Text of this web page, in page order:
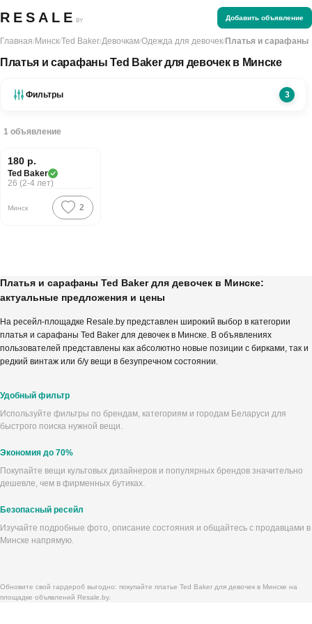
RESALE BY Добавить объявление
Главная/Минск/Ted Baker/Девочкам/Одежда для девочек/Платья и сарафаны
Платья и сарафаны Ted Baker для девочек в Минске
Фильтры 3
1 объявление
PREMIUM
180 р.
Ted Baker
26 (2-4 лет)
Минск 2
Платья и сарафаны Ted Baker для девочек в Минске:
актуальные предложения и цены
На ресейл-площадке Resale.by представлен широкий выбор в категории
платья и сарафаны Ted Baker для девочек в Минске. В объявлениях
пользователей представлены как абсолютно новые позиции с бирками, так и
редкий винтаж или б/у вещи в безупречном состоянии.
Удобный фильтр
Используйте фильтры по брендам, категориям и городам Беларуси для
быстрого поиска нужной вещи.
Экономия до 70%
Покупайте вещи культовых дизайнеров и популярных брендов значительно
дешевле, чем в фирменных бутиках.
Безопасный ресейл
Изучайте подробные фото, описание состояния и общайтесь с продавцами в
Минске напрямую.
Обновите свой гардероб выгодно: покупайте платье Ted Baker для девочек в Минске на
площадке объявлений Resale.by.